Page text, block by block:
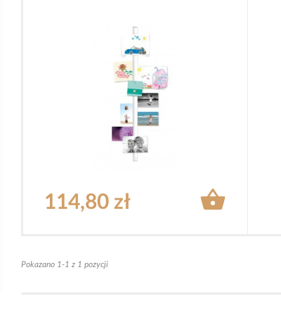
114,80 zł 
Pokazano 1-1 z 1 pozycji